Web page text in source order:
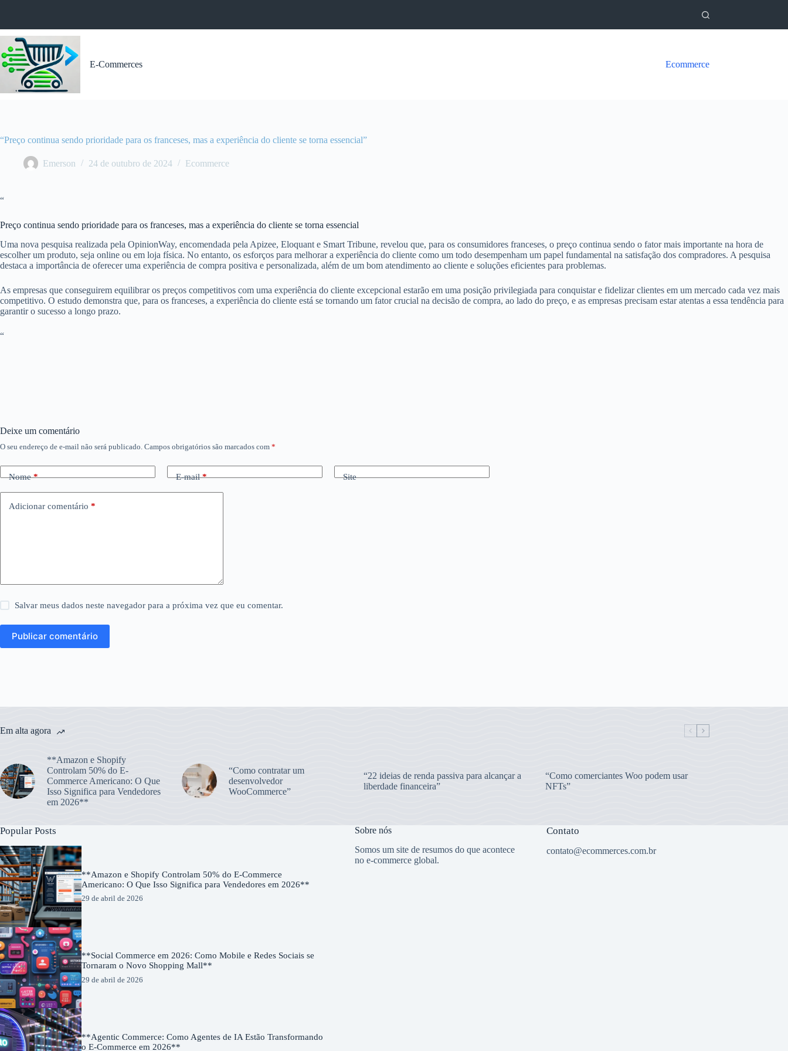
conteúdo
E-Commerces Ecommerce
“Preço continua sendo prioridade para os franceses, mas a experiência do cliente se torna essencial”
Emerson 24 de outubro de 2024 Ecommerce
“
Preço continua sendo prioridade para os franceses, mas a experiência do cliente se torna essencial
Uma nova pesquisa realizada pela OpinionWay, encomendada pela Apizee, Eloquant e Smart Tribune, revelou que, para os consumidores franceses, o preço continua sendo o fator mais importante na hora de
escolher um produto, seja online ou em loja física. No entanto, os esforços para melhorar a experiência do cliente como um todo desempenham um papel fundamental na satisfação dos compradores. A pesquisa
destaca a importância de oferecer uma experiência de compra positiva e personalizada, além de um bom atendimento ao cliente e soluções eficientes para problemas.
As empresas que conseguirem equilibrar os preços competitivos com uma experiência do cliente excepcional estarão em uma posição privilegiada para conquistar e fidelizar clientes em um mercado cada vez mais
competitivo. O estudo demonstra que, para os franceses, a experiência do cliente está se tornando um fator crucial na decisão de compra, ao lado do preço, e as empresas precisam estar atentas a essa tendência para
garantir o sucesso a longo prazo.
“
Deixe um comentário
O seu endereço de e-mail não será publicado. Campos obrigatórios são marcados com *
Nome* E-mail* Site
Adicionar comentário *
Salvar meus dados neste navegador para a próxima vez que eu comentar.
Publicar comentário
Em alta agora
**Amazon e Shopify
Controlam 50% do E-
Commerce Americano: O Que
Isso Significa para Vendedores
em 2026**
“Como contratar um
desenvolvedor
WooCommerce”
“22 ideias de renda passiva para alcançar a
liberdade financeira”
“Como comerciantes Woo podem usar
NFTs”
Popular Posts
**Amazon e Shopify Controlam 50% do E-Commerce
Americano: O Que Isso Significa para Vendedores em 2026**
29 de abril de 2026
**Social Commerce em 2026: Como Mobile e Redes Sociais se
Tornaram o Novo Shopping Mall**
29 de abril de 2026
**Agentic Commerce: Como Agentes de IA Estão Transformando
o E-Commerce em 2026**
Sobre nós
Somos um site de resumos do que acontece
no e-commerce global.
Contato
contato@ecommerces.com.br